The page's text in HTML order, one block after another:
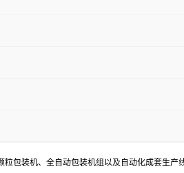
装机、全自动包装机组以及自动化成套生